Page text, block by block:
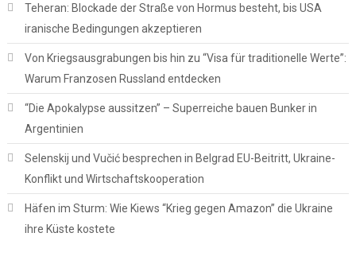
Teheran: Blockade der Straße von Hormus besteht, bis USA
iranische Bedingungen akzeptieren
Von Kriegsausgrabungen bis hin zu “Visa für traditionelle Werte”:
Warum Franzosen Russland entdecken
“Die Apokalypse aussitzen” – Superreiche bauen Bunker in
Argentinien
Selenskij und Vučić besprechen in Belgrad EU-Beitritt, Ukraine-
Konflikt und Wirtschaftskooperation
Häfen im Sturm: Wie Kiews “Krieg gegen Amazon” die Ukraine
ihre Küste kostete